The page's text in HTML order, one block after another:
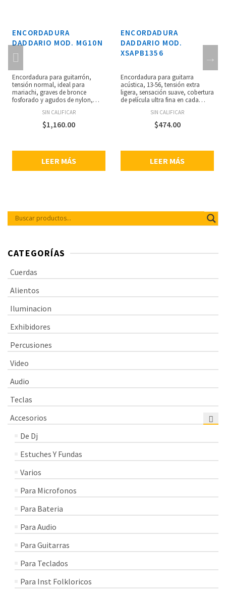
ENCORDADURA
DADDARIO MOD. MG10N
Encordadura para guitarrón,
tensión normal, ideal para
mariachi, graves de bronce
fosforado y agudos de nylon,
núcleo de acero, empaque
respetuoso con el medio
ambiente y resistente a la
.1100.
SIN CALIFICAR
$1,160.00
LEER MÁS
ENCORDADURA
DADDARIO MOD.
XSAPB1356
Encordadura para guitarra
acústica, 13-56, tensión extra
ligera, sensación suave, cobertura
de película ultra fina en cada
polimérico único en los aceros
lisos, alto nivel de protección,
núcleo de acero de alto carbono
resistencia a la rotura y
estabilidad de afinación,
SIN CALIFICAR
$474.00
LEER MÁS
CATEGORÍAS
Cuerdas
Alientos
Iluminacion
Exhibidores
Percusiones
Video
Audio
Teclas
Accesorios
De Dj
Estuches Y Fundas
Varios
Para Microfonos
Para Bateria
Para Audio
Para Guitarras
Para Teclados
Para Inst Folkloricos